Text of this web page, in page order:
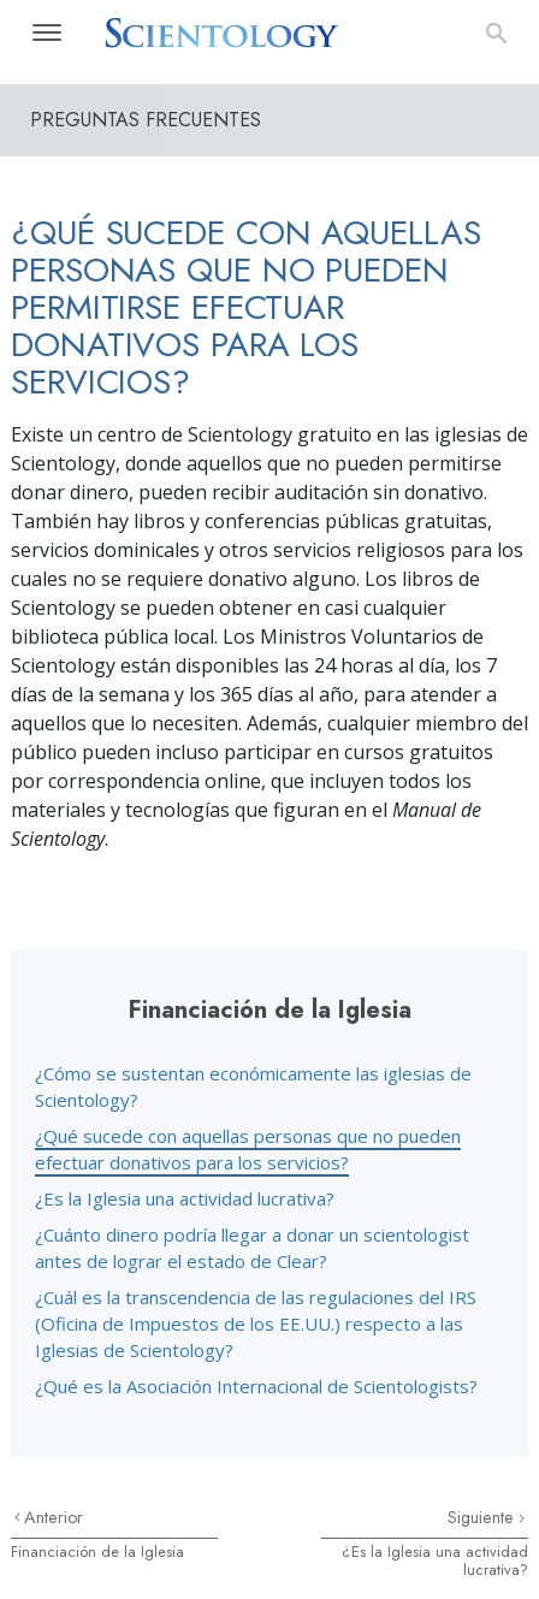
PREGUNTAS FRECUENTES
¿QUÉ SUCEDE CON AQUELLAS
PERSONAS QUE NO PUEDEN
PERMITIRSE EFECTUAR
DONATIVOS PARA LOS
SERVICIOS?
Existe un centro de Scientology gratuito en las iglesias de
Scientology, donde aquellos que no pueden permitirse
donar dinero, pueden recibir auditación sin donativo.
También hay libros y conferencias públicas gratuitas,
servicios dominicales y otros servicios religiosos para los
cuales no se requiere donativo alguno. Los libros de
Scientology se pueden obtener en casi cualquier
biblioteca pública local. Los Ministros Voluntarios de
Scientology están disponibles las 24 horas al día, los 7
días de la semana y los 365 días al año, para atender a
aquellos que lo necesiten. Además, cualquier miembro del
público pueden incluso participar en cursos gratuitos
por correspondencia online, que incluyen todos los
materiales y tecnologías que figuran en el Manual de
Scientology.
Financiación de la Iglesia
¿Cómo se sustentan económicamente las iglesias de
Scientology?
¿Qué sucede con aquellas personas que no pueden
efectuar donativos para los servicios?
¿Es la Iglesia una actividad lucrativa?
¿Cuánto dinero podría llegar a donar un scientologist
antes de lograr el estado de Clear?
¿Cuál es la transcendencia de las regulaciones del IRS
(Oficina de Impuestos de los EE.UU.) respecto a las
Iglesias de Scientology?
¿Qué es la Asociación Internacional de Scientologists?
Anterior
Financiación de la Iglesia
Siguiente
¿Es la Iglesia una actividad
lucrativa?